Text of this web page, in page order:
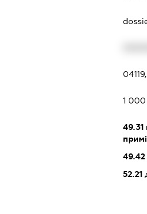
1 000
49.31
49.42
52.21